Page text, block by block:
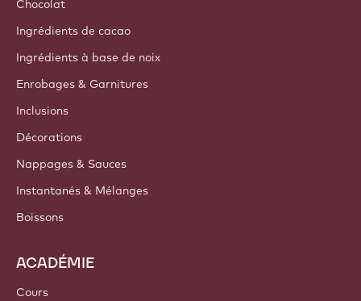
Chocolat
Ingrédients de cacao
Ingrédients à base de noix
Enrobages & Garnitures
Inclusions
Décorations
Nappages & Sauces
Instantanés & Mélanges
Boissons
ACADÉMIE
Cours